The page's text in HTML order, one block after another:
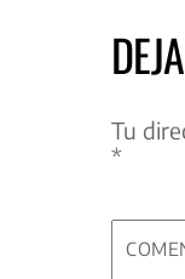
Tu
*